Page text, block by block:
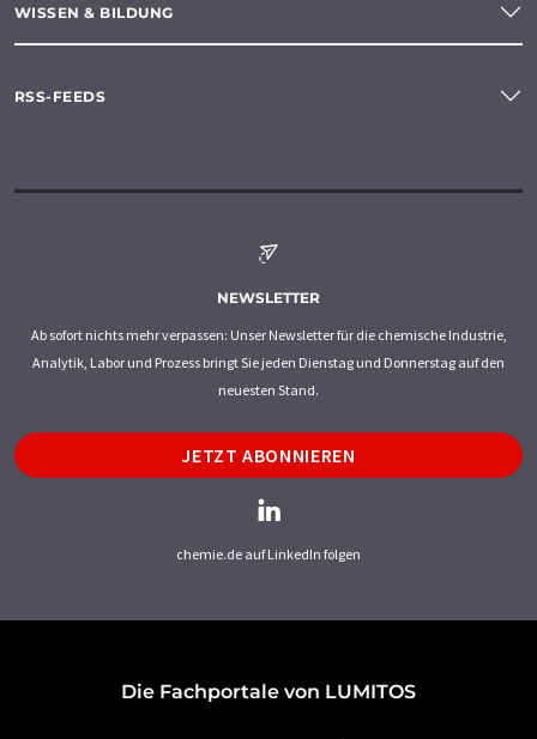
WISSEN & BILDUNG
RSS-FEEDS
NEWSLETTER
Ab sofort nichts mehr verpassen: Unser Newsletter für die chemische Industrie,
Analytik, Labor und Prozess bringt Sie jeden Dienstag und Donnerstag auf den
neuesten Stand.
JETZT ABONNIEREN
chemie.de auf LinkedIn folgen
Die Fachportale von LUMITOS